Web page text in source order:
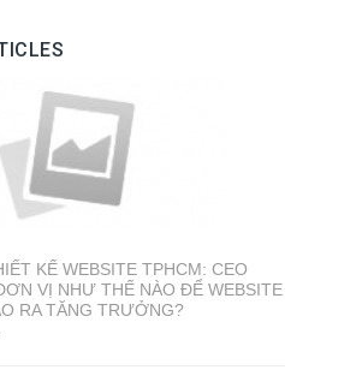
KẾ WEBSITE TPHCM: CEO
VỊ NHƯ THẾ NÀO ĐỂ WEBSITE
RA TĂNG TRƯỞNG?